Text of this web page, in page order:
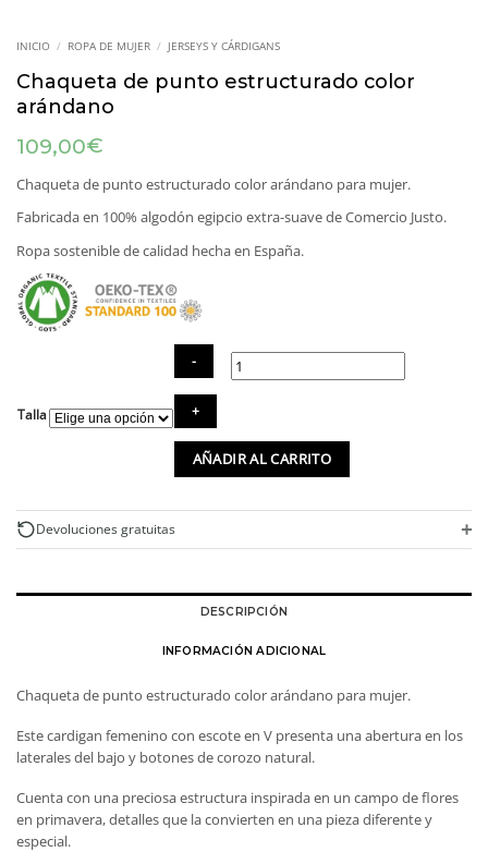
INICIO / ROPA DE MUJER / JERSEYS Y CÁRDIGANS
Chaqueta de punto estructurado color
arándano
109,00€
Chaqueta de punto estructurado color arándano para mujer.
Fabricada en 100% algodón egipcio extra-suave de Comercio Justo.
Ropa sostenible de calidad hecha en España.
Talla
punto
estructurado
color
AÑADIR AL CARRITO
Devoluciones gratuitas +
DESCRIPCIÓN
INFORMACIÓN ADICIONAL
Chaqueta de punto estructurado color arándano para mujer.
Este cardigan femenino con escote en V presenta una abertura en los
laterales del bajo y botones de corozo natural.
Cuenta con una preciosa estructura inspirada en un campo de flores
en primavera, detalles que la convierten en una pieza diferente y
especial.